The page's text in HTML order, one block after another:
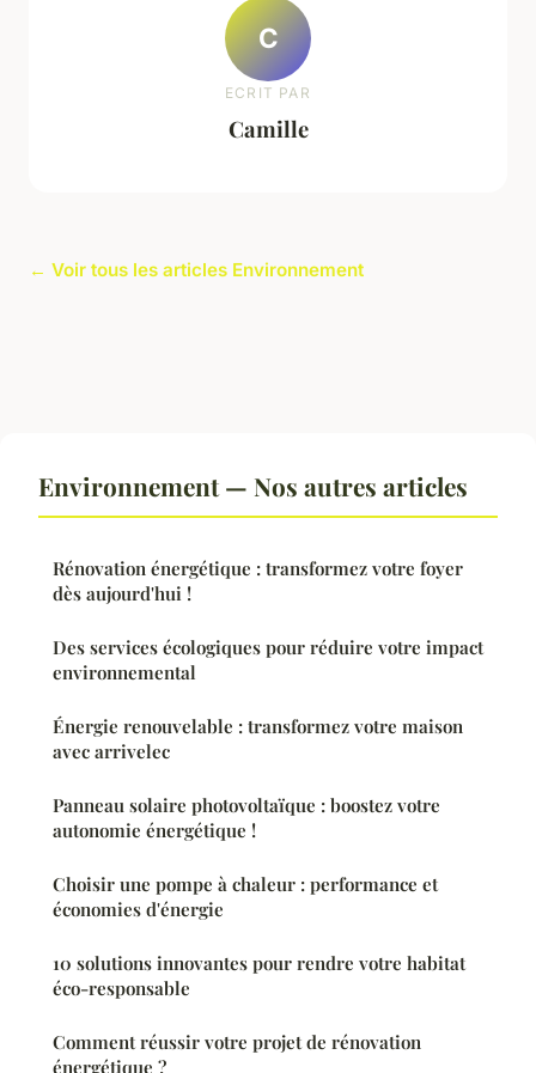
C
ECRIT PAR
Camille
← Voir tous les articles Environnement
Environnement — Nos autres articles
Rénovation énergétique : transformez votre foyer
dès aujourd'hui !
Des services écologiques pour réduire votre impact
environnemental
Énergie renouvelable : transformez votre maison
avec arrivelec
Panneau solaire photovoltaïque : boostez votre
autonomie énergétique !
Choisir une pompe à chaleur : performance et
économies d'énergie
10 solutions innovantes pour rendre votre habitat
éco-responsable
Comment réussir votre projet de rénovation
énergétique ?